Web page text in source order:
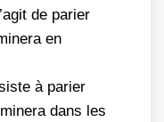
de parier
en
à parier
dans les